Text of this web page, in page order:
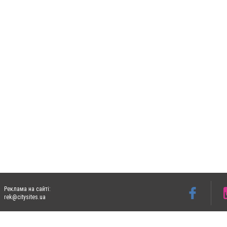
Реклама на сайті:
rek@citysites.ua